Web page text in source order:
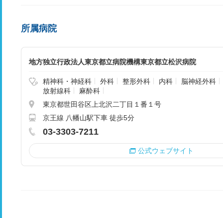
所属病院
地方独立行政法人東京都立病院機構東京都立松沢病院
精神科・神経科 外科 整形外科 内科
脳神経外科
放射線科
麻酔科
東京都世田谷区上北沢二丁目１番１号
京王線 八幡山駅下車 徒歩5分
03-3303-7211
公式ウェブサイト